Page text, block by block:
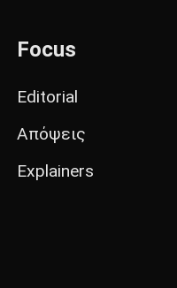
Focus
Editorial
Απόψεις
Explainers